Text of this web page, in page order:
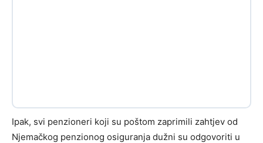
Ipak, svi penzioneri koji su poštom zaprimili zahtjev od
Njemačkog penzionog osiguranja dužni su odgovoriti u